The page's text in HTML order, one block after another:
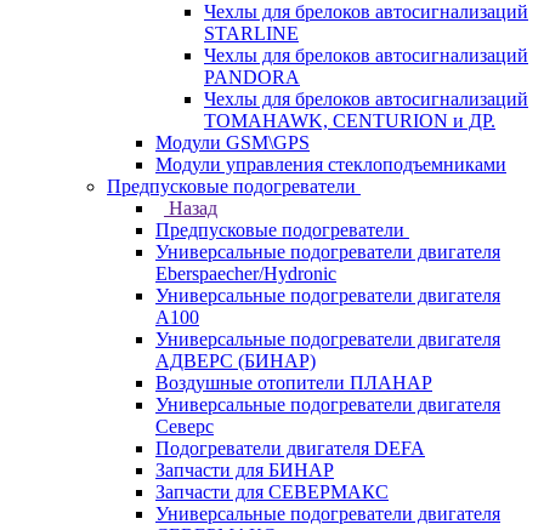
Чехлы для брелоков автосигнализаций
STARLINE
Чехлы для брелоков автосигнализаций
PANDORA
Чехлы для брелоков автосигнализаций
TOMAHAWK, CENTURION и ДР.
Модули GSM\GPS
Модули управления стеклоподъемниками
Предпусковые подогреватели
Назад
Предпусковые подогреватели
Универсальные подогреватели двигателя
Eberspaecher/Hydronic
Универсальные подогреватели двигателя
A100
Универсальные подогреватели двигателя
АДВЕРС (БИНАР)
Воздушные отопители ПЛАНАР
Универсальные подогреватели двигателя
Северс
Подогреватели двигателя DEFA
Запчасти для БИНАР
Запчасти для СЕВЕРМАКС
Универсальные подогреватели двигателя